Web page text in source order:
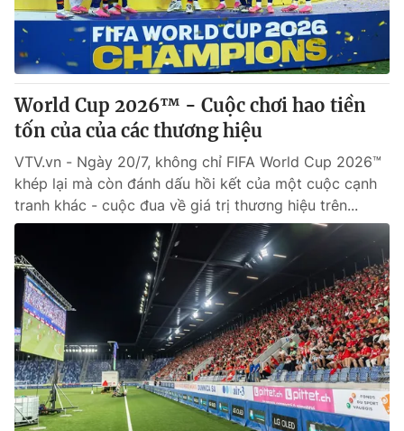
Cơ quan báo chí:Thời báo VTV
Giấy phép hoạt động báo in và báo điện tử số 483/GP-BTTTT
cấp ngày 29/12/2023
Tổng Biên tập:Vũ Thanh Thủy
Phó Tổng Biên tập:Nguyễn Thị Mỹ Hạnh, Phạm Quốc Thắng,
Nguyễn Trọng Ninh
Tổng đài VTV: 024.38 355 931 - 024.38 355 932
Ðiện thoại Thời báo VTV: 024.66 897 897
Email: toasoan@vtv.vn
Liên hệ quảng cáo:024-7300.7108
World Cup 2026™ - Cuộc chơi hao tiền
tốn của của các thương hiệu
VTV.vn - Ngày 20/7, không chỉ FIFA World Cup 2026™
khép lại mà còn đánh dấu hồi kết của một cuộc cạnh
tranh khác - cuộc đua về giá trị thương hiệu trên...